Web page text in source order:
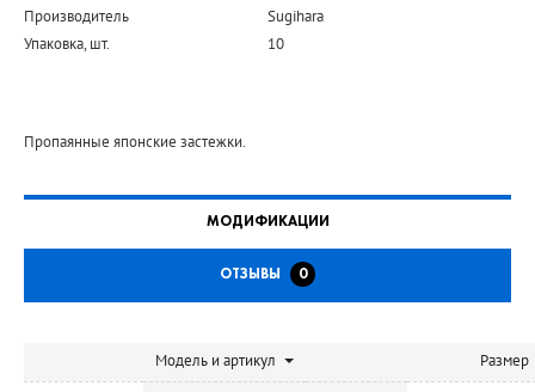
Производитель
Sugihara
Упаковка, шт.
10
Пропаянные японские застежки.
МОДИФИКАЦИИ
ОТЗЫВЫ 0
Модель и артикул Размер